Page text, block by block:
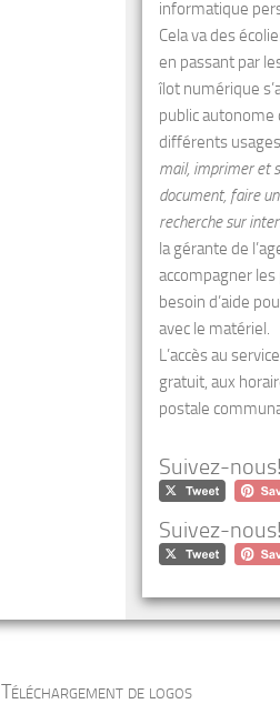
informatique
Cela va des
en passant par
îlot numérique
public autonome
différents usages
mail, imprimer et
document, faire
recherche sur
la gérante de
accompagner
besoin d’aide
avec le matériel.
L’accès au
gratuit, aux
postale
Suivez-nous!
Suivez-nous!
Téléchargement de logos